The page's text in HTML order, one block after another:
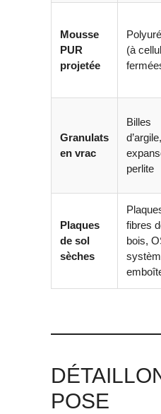
Mousse
PUR
projetée
(à
Granulats
en vrac
Billes
perlite
Plaques
de sol
sèches
fibres
bois,
POSE